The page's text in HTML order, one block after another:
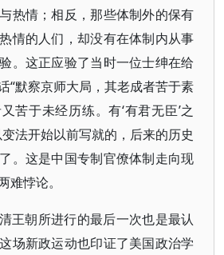
热情；相反，那些体制外的保有
情的人们，却没有在体制内从事
。这正应验了当时一位士绅在给
“默察京师大局，其老成者苦于素
苦于未经历练。有‘有君无臣’之
法开始以前写就的，后来的历史
。这是中国专制官僚体制走向现
难悖论。
王朝所进行的最后一次也是最认
场新政运动也印证了美国政治学